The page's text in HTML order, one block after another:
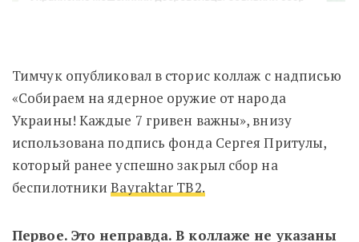
Тимчук опубликовал в сторис коллаж с надписью
«Собираем на ядерное оружие от народа
Украины! Каждые 7 гривен важны», внизу
использована подпись фонда Сергея Притулы,
который ранее успешно закрыл сбор на
беспилотникиBayraktar TB2.
Первое. Это неправда. В коллаже не указаны